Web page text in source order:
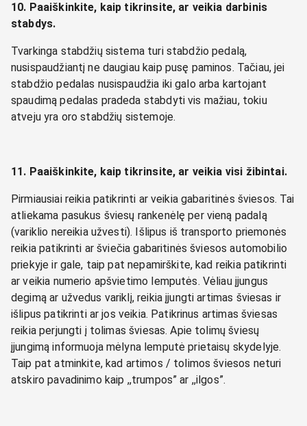
10. Paaiškinkite, kaip tikrinsite, ar veikia darbinis
stabdys.
Tvarkinga stabdžių sistema turi stabdžio pedalą,
nusispaudžiantį ne daugiau kaip pusę paminos. Tačiau, jei
stabdžio pedalas nusispaudžia iki galo arba kartojant
spaudimą pedalas pradeda stabdyti vis mažiau, tokiu
atveju yra oro stabdžių sistemoje.
11. Paaiškinkite, kaip tikrinsite, ar veikia visi žibintai.
Pirmiausiai reikia patikrinti ar veikia gabaritinės šviesos. Tai
atliekama pasukus šviesų rankenėlę per vieną padalą
(variklio nereikia užvesti). Išlipus iš transporto priemonės
reikia patikrinti ar šviečia gabaritinės šviesos automobilio
priekyje ir gale, taip pat nepamirškite, kad reikia patikrinti
ar veikia numerio apšvietimo lemputės. Vėliau įjungus
degimą ar užvedus variklį, reikia įjungti artimas šviesas ir
išlipus patikrinti ar jos veikia. Patikrinus artimas šviesas
reikia perjungti į tolimas šviesas. Apie tolimų šviesų
įjungimą informuoja mėlyna lemputė prietaisų skydelyje.
Taip pat atminkite, kad artimos / tolimos šviesos neturi
atskiro pavadinimo kaip ,,trumpos” ar ,,ilgos”.